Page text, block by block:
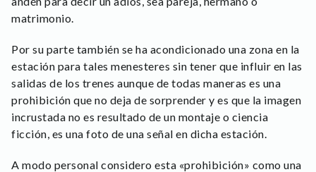
matrimonio.
Por su parte también se ha acondicionado una zona en la
estación para tales menesteres sin tener que influir en las
salidas de los trenes aunque de todas maneras es una
prohibición que no deja de sorprender y es que la imagen
incrustada no es resultado de un montaje o ciencia
ficción, es una foto de una señal en dicha estación.
A modo personal considero esta «prohibición» como una